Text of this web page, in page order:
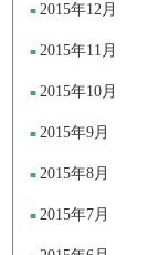
2015年12月
2015年11月
2015年10月
2015年9月
2015年8月
2015年7月